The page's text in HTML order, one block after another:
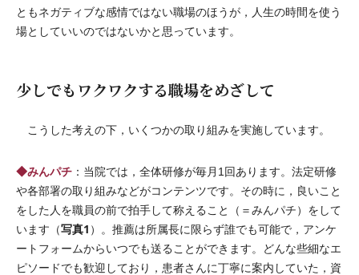
ともネガティブな感情ではない職場のほうが，人生の時間を使う
場としていいのではないかと思っています。
少しでもワクワクする職場をめざして
こうした考えの下，いくつかの取り組みを実施しています。
◆みんパチ ：当院では，全体研修が毎月1回あります。法定研修
や各部署の取り組みなどがコンテンツです。その時に，良いこと
をした人を職員の前で拍手して称えること（＝みんパチ）をして
います（写真1 ）。推薦は所属長に限らず誰でも可能で，アンケ
ートフォームからいつでも送ることができます。どんな些細なエ
ピソードでも歓迎しており，患者さんに丁寧に案内していた，資